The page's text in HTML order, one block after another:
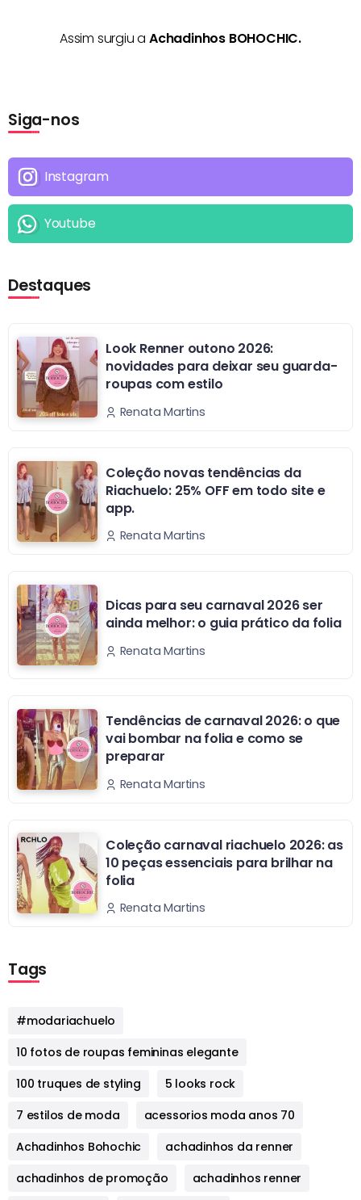
Assim surgiu a Achadinhos BOHOCHIC.
Siga-nos
Instagram
Youtube
Destaques
Look Renner outono 2026:
novidades para deixar seu guarda-
roupas com estilo
Renata Martins
Coleção novas tendências da
Riachuelo: 25% OFF em todo site e
app.
Renata Martins
Dicas para seu carnaval 2026 ser
ainda melhor: o guia prático da folia
Renata Martins
Tendências de carnaval 2026: o que
vai bombar na folia e como se
preparar
Renata Martins
Coleção carnaval riachuelo 2026: as
10 peças essenciais para brilhar na
folia
Renata Martins
Tags
#modariachuelo
10 fotos de roupas femininas elegante
100 truques de styling
5 looks rock
7 estilos de moda
acessorios moda anos 70
Achadinhos Bohochic
achadinhos da renner
achadinhos de promoção
achadinhos renner